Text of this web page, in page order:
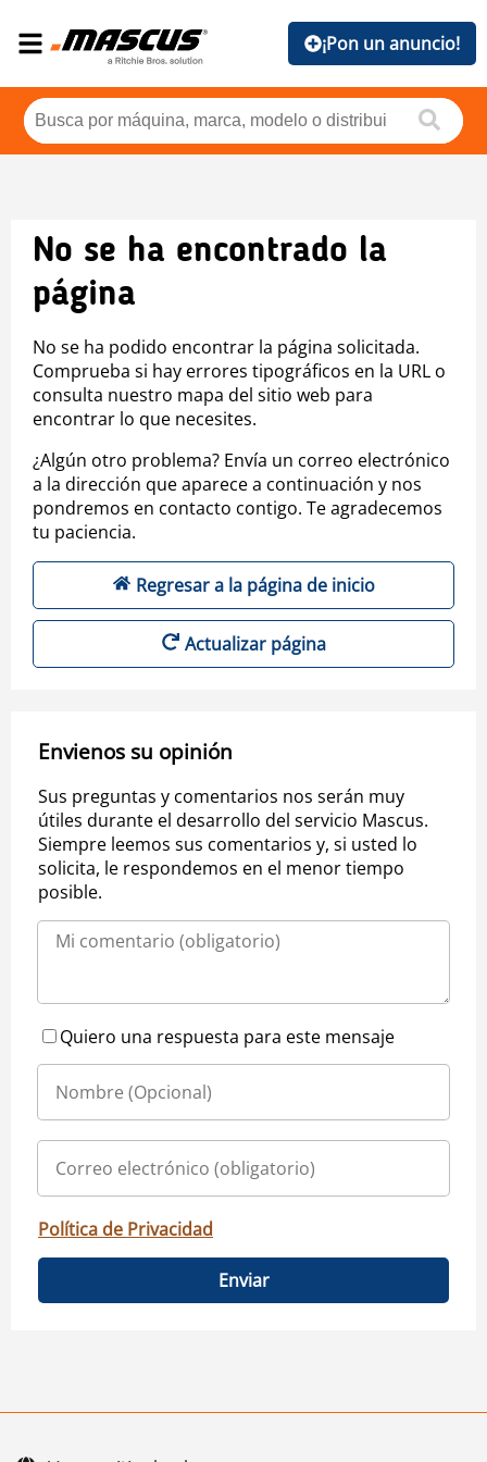
¡Pon un anuncio!
No se ha encontrado la
página
No se ha podido encontrar la página solicitada.
Comprueba si hay errores tipográficos en la URL o
consulta nuestro mapa del sitio web para
encontrar lo que necesites.
¿Algún otro problema? Envía un correo electrónico
a la dirección que aparece a continuación y nos
pondremos en contacto contigo. Te agradecemos
tu paciencia.
Regresar a la página de inicio
Actualizar página
Envienos su opinión
Sus preguntas y comentarios nos serán muy
útiles durante el desarrollo del servicio Mascus.
Siempre leemos sus comentarios y, si usted lo
solicita, le respondemos en el menor tiempo
posible.
Quiero una respuesta para este mensaje
Política de Privacidad
Enviar